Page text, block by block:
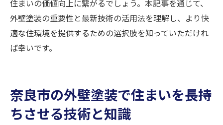
住まいの価値向上に繋がるでしょう。本記事を通じて、
外壁塗装の重要性と最新技術の活用法を理解し、より快
適な住環境を提供するための選択肢を知っていただけれ
ば幸いです。
奈良市の外壁塗装で住まいを長持
ちさせる技術と知識